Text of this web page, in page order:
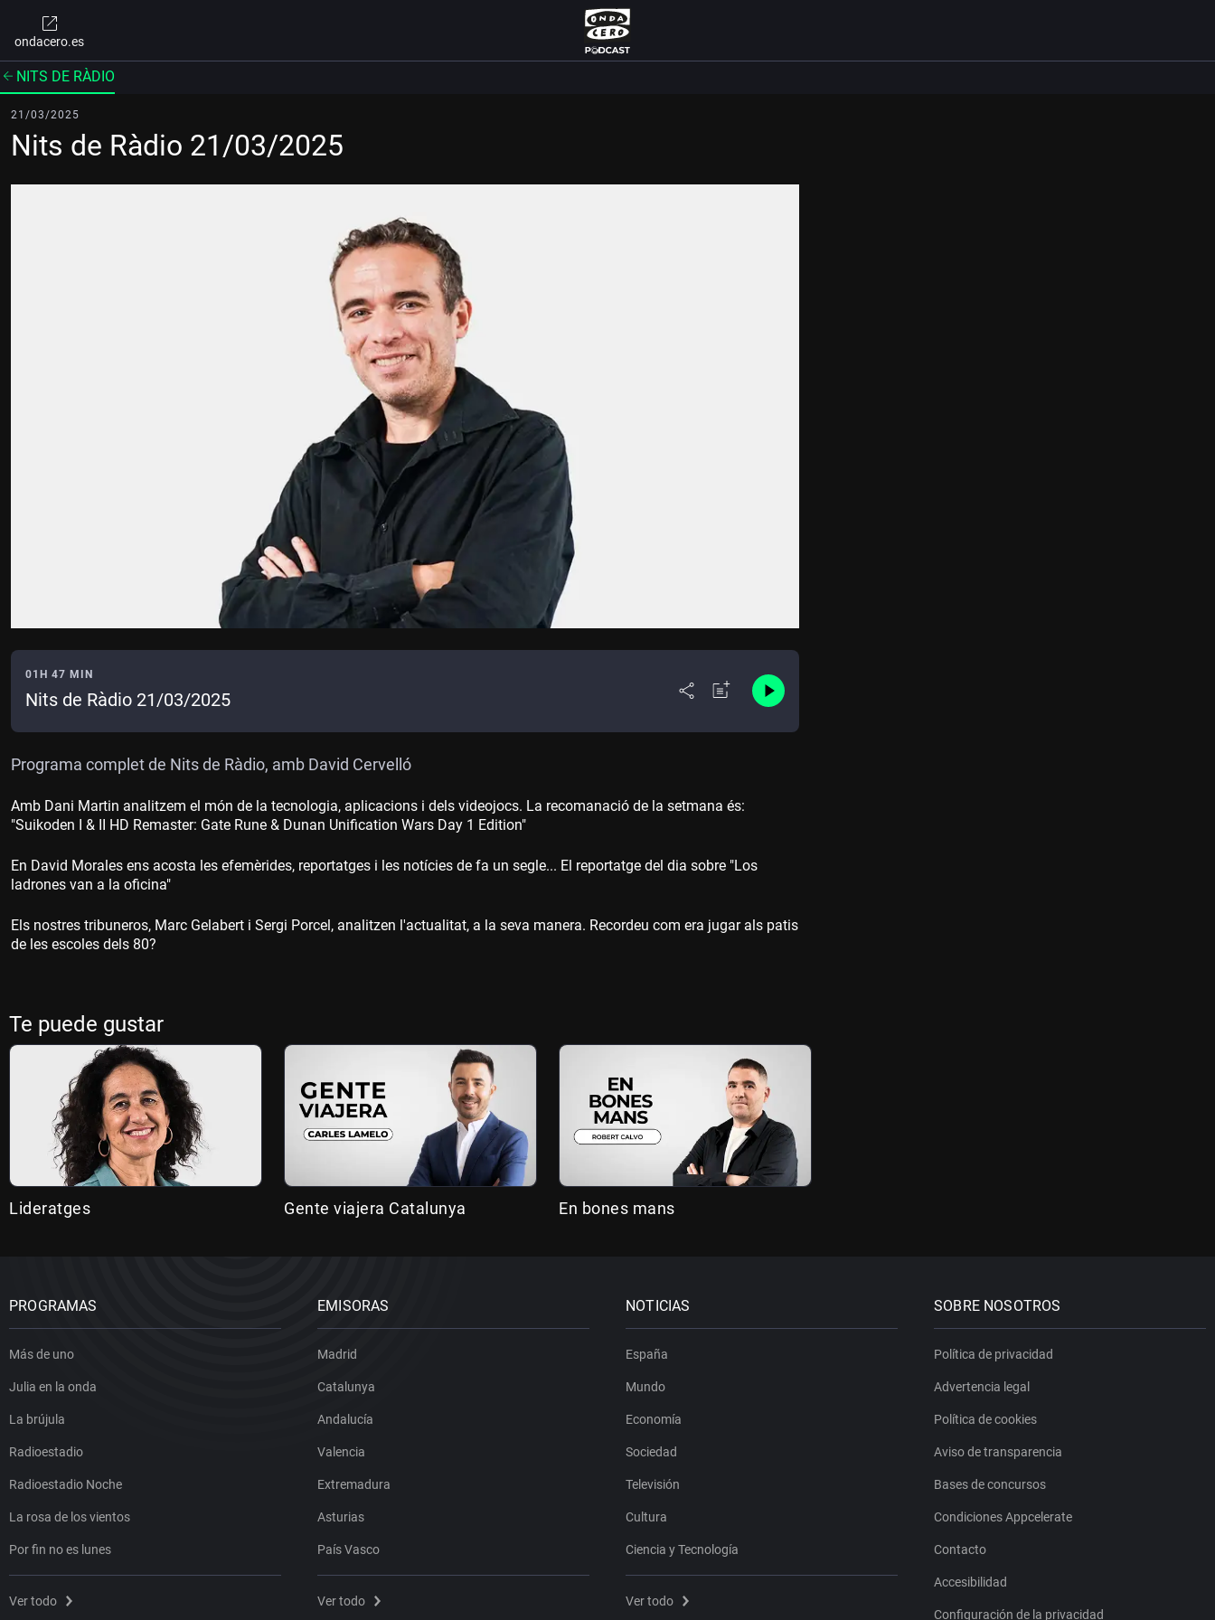
ondacero.es
NITS DE RÀDIO
21/03/2025
Nits de Ràdio 21/03/2025
01H 47 MIN
Nits de Ràdio 21/03/2025
Programa complet de Nits de Ràdio, amb David Cervelló
Amb Dani Martin analitzem el món de la tecnologia, aplicacions i dels videojocs. La recomanació de la setmana és:
"Suikoden I & II HD Remaster: Gate Rune & Dunan Unification Wars Day 1 Edition"
En David Morales ens acosta les efemèrides, reportatges i les notícies de fa un segle... El reportatge del dia sobre "Los
ladrones van a la oficina"
Els nostres tribuneros, Marc Gelabert i Sergi Porcel, analitzen l'actualitat, a la seva manera. Recordeu com era jugar als patis
de les escoles dels 80?
Te puede gustar
Lideratges Gente viajera Catalunya En bones mans
PROGRAMAS
Más de uno
Julia en la onda
La brújula
Radioestadio
Radioestadio Noche
La rosa de los vientos
Por fin no es lunes
Ver todo
EMISORAS
Madrid
Catalunya
Andalucía
Valencia
Extremadura
Asturias
País Vasco
Ver todo
NOTICIAS
España
Mundo
Economía
Sociedad
Televisión
Cultura
Ciencia y Tecnología
Ver todo
SOBRE NOSOTROS
Política de privacidad
Advertencia legal
Política de cookies
Aviso de transparencia
Bases de concursos
Condiciones Appcelerate
Contacto
Accesibilidad
Configuración de la privacidad